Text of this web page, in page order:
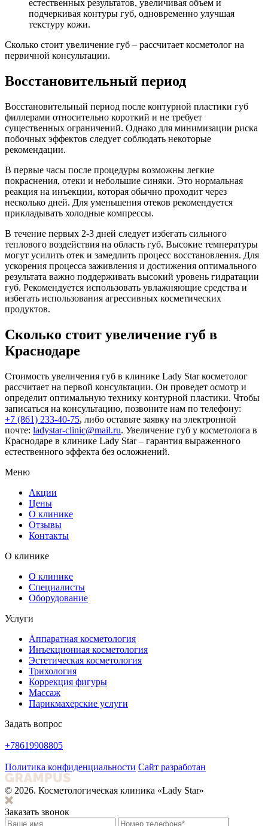
естественных результатов, увеличивая объем и
подчеркивая контуры губ, одновременно улучшая
текстуру кожи.
Сколько стоит увеличение губ – рассчитает косметолог на
первичной консультации.
Восстановительный период
Восстановительный период после контурной пластики губ
филлерами относительно короткий и не требует
существенных ограничений. Однако для минимизации риска
побочных эффектов следует соблюдать некоторые
рекомендации.
В первые часы после процедуры возможны легкие
покраснения, отеки и небольшие синяки. Это нормальная
реакция на инъекции, которая обычно проходит через
несколько дней. Для уменьшения отеков рекомендуется
прикладывать холодные компрессы.
В течение первых 2-3 дней следует избегать сильного
теплового воздействия на область губ. Высокие температуры
могут усилить отек и замедлить процесс восстановления. Для
ускорения процесса заживления и достижения оптимального
результата важно поддерживать высокий уровень гидратации
губ. Рекомендуется использовать увлажняющие средства и
избегать использования агрессивных косметических
продуктов.
Сколько стоит увеличение губ в
Краснодаре
Стоимость увеличения губ в клинике Lady Star косметолог
рассчитает на первой консультации. Он проведет осмотр и
определит оптимальную технику контурной пластики. Чтобы
записаться на консультацию, позвоните нам по телефону:
+7 (861) 233-40-75, либо оставьте заявку на электронной
почте: ladystar-clinic@mail.ru. Увеличение губ у косметолога в
Краснодаре в клинике Lady Star – гарантия выраженного
естественного эффекта без осложнений.
Меню
Акции
Цены
О клинике
Отзывы
Контакты
О клинике
О клинике
Специалисты
Оборудование
Услуги
Аппаратная косметология
Инъекционная косметология
Эстетическая косметология
Трихология
Коррекция фигуры
Массаж
Парикмахерские услуги
Задать вопрос
+78619908805
Политика конфиденциальности Сайт разработан
© 2026. Косметологическая клиника «Lady Star»
Заказать звонок